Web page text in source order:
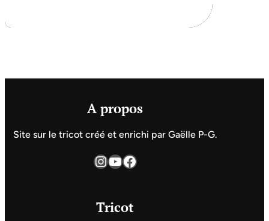
A propos
Site sur le tricot créé et enrichi par Gaëlle P-G.
InstagramYouTube Facebook
Tricot